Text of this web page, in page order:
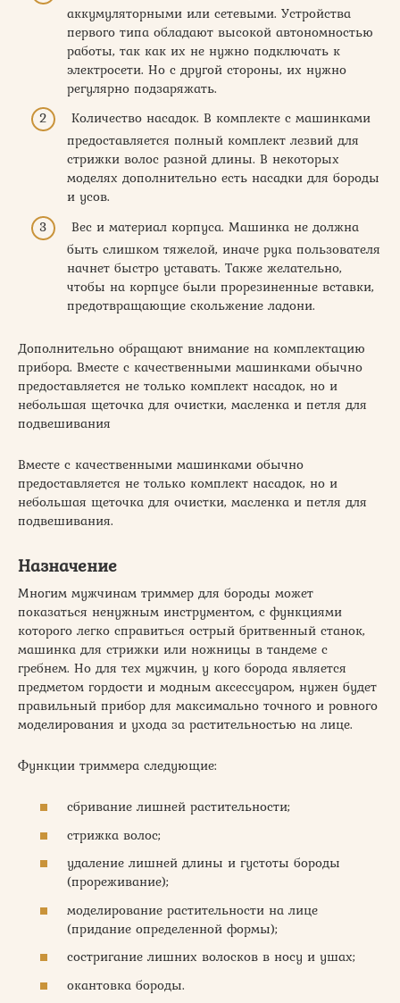
аккумуляторными или сетевыми. Устройства
первого типа обладают высокой автономностью
работы, так как их не нужно подключать к
электросети. Но с другой стороны, их нужно
регулярно подзаряжать.
Количество насадок. В комплекте с машинками
предоставляется полный комплект лезвий для
стрижки волос разной длины. В некоторых
моделях дополнительно есть насадки для бороды
и усов.
Вес и материал корпуса. Машинка не должна
быть слишком тяжелой, иначе рука пользователя
начнет быстро уставать. Также желательно,
чтобы на корпусе были прорезиненные вставки,
предотвращающие скольжение ладони.
Дополнительно обращают внимание на комплектацию
прибора. Вместе с качественными машинками обычно
предоставляется не только комплект насадок, но и
небольшая щеточка для очистки, масленка и петля для
подвешивания
Вместе с качественными машинками обычно
предоставляется не только комплект насадок, но и
небольшая щеточка для очистки, масленка и петля для
подвешивания.
Назначение
Многим мужчинам триммер для бороды может
показаться ненужным инструментом, с функциями
которого легко справиться острый бритвенный станок,
машинка для стрижки или ножницы в тандеме с
гребнем. Но для тех мужчин, у кого борода является
предметом гордости и модным аксессуаром, нужен будет
правильный прибор для максимально точного и ровного
моделирования и ухода за растительностью на лице.
Функции триммера следующие:
сбривание лишней растительности;
стрижка волос;
удаление лишней длины и густоты бороды
(прореживание);
моделирование растительности на лице
(придание определенной формы);
состригание лишних волосков в носу и ушах;
окантовка бороды.